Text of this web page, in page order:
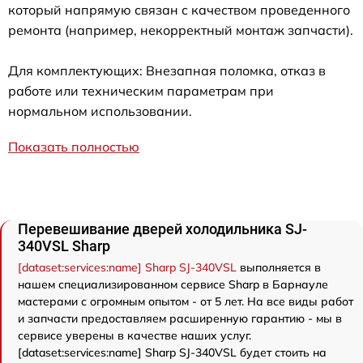
который напрямую связан с качеством проведенного
ремонта (например, некорректный монтаж запчасти).
Для комплектующих: Внезапная поломка, отказ в
работе или техническим параметрам при
нормальном использовании.
Показать полностью
Перевешивание дверей холодильника SJ-
340VSL Sharp
[dataset:services:name] Sharp SJ-340VSL выполняется в
нашем специализированном сервисе Sharp в Барнауле
мастерами с огромным опытом - от 5 лет. На все виды работ
и запчасти предоставляем расширенную гарантию - мы в
сервисе уверены в качестве наших услуг.
[dataset:services:name] Sharp SJ-340VSL будет стоить на